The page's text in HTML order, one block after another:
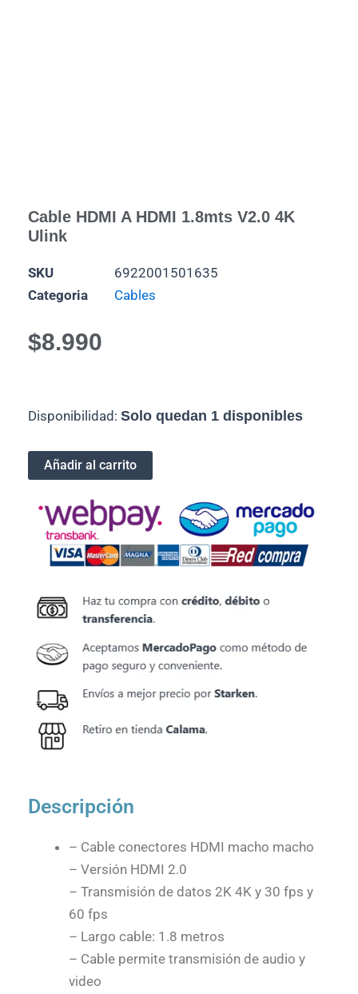
Cable HDMI A HDMI 1.8mts V2.0 4K
Ulink
SKU
6922001501635
Categoria
Cables
$8.990
Disponibilidad: Solo quedan 1 disponibles
Cable
HDMI
HDMI
4K
Ulink
cantidad
Añadir al carrito
Descripción
– Cable conectores HDMI macho macho
– Versión HDMI 2.0
– Transmisión de datos 2K 4K y 30 fps y
60 fps
– Largo cable: 1.8 metros
– Cable permite transmisión de audio y
video